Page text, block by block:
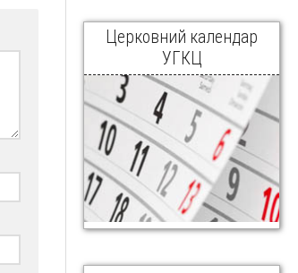
Церковний календар
УГКЦ